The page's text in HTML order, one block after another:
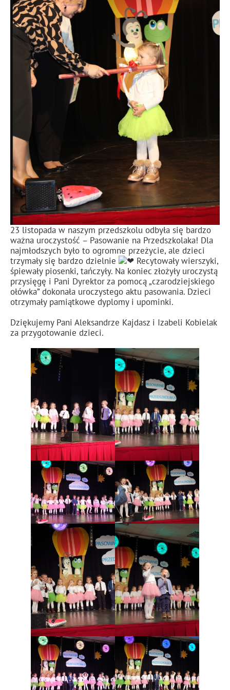
23 listopada w naszym przedszkolu odbyła się bardzo
ważna uroczystość – Pasowanie na Przedszkolaka! Dla
najmłodszych było to ogromne przeżycie, ale dzieci
trzymały się bardzo dzielnie
Recytowały wierszyki,
śpiewały piosenki, tańczyły. Na koniec złożyły uroczystą
przysięgę i Pani Dyrektor za pomocą „czarodziejskiego
ołówka” dokonała uroczystego aktu pasowania. Dzieci
otrzymały pamiątkowe dyplomy i upominki.
Dziękujemy Pani Aleksandrze Kajdasz i Izabeli Kobielak
za przygotowanie dzieci.